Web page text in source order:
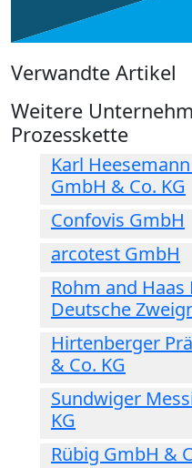
Verwandte Artikel
Weitere
Prozesskette
Karl
GmbH & Co. KG
Confovis GmbH
arcotest GmbH
Rohm and Haas
Deutsche
Hirtenberger
& Co. KG
Sundwiger
KG
Rübig GmbH &